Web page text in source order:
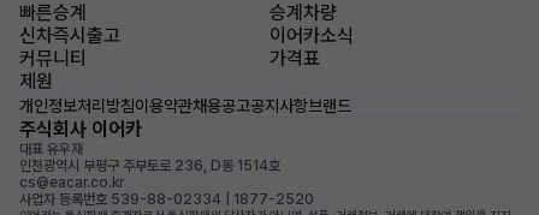
빠른승계
승계차량
신차즉시출고
이어카소식
커뮤니티
가격표
제원
개인정보처리방침이용약관채용공고공지사항브랜드
주식회사 이어카
대표 유우재
인천광역시 부평구 주부토로 236, D동 1514호
cs@eacar.co.kr
사업자 등록번호 539-88-02334 | 1877-2520